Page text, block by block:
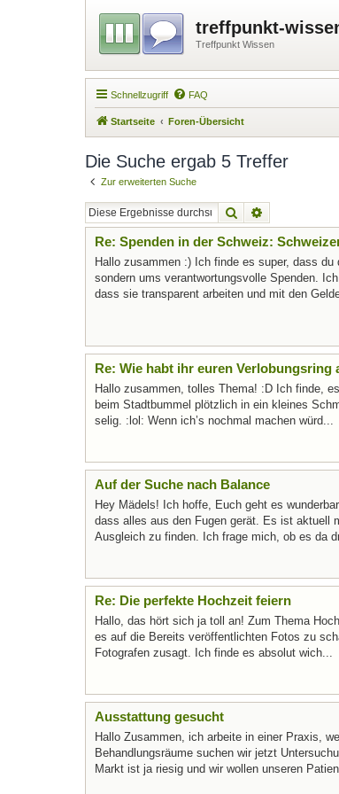
treffpunkt-
Treffpunkt Wissen
Schnellzugriff FAQ
Startseite Foren-Übersicht
Die Suche ergab 5 Treffer
Zur erweiterten Suche
Suche
Re: Spenden in der Schweiz:
Hallo zusammen :) Ich finde es super, dass
sondern ums verantwortungsvolle Spenden.
dass sie transparent arbeiten und mit den
Re: Wie habt ihr euren Verlobungsring
Hallo zusammen, tolles Thema! :D Ich finde,
beim Stadtbummel plötzlich in ein kleines
selig. :lol: Wenn ich’s nochmal machen würd...
Auf der Suche nach Balance
Hey Mädels! Ich hoffe, Euch geht es
dass alles aus den Fugen gerät. Es ist aktuell
Ausgleich zu finden. Ich frage mich, ob es da
Re: Die perfekte Hochzeit feiern
Hallo, das hört sich ja toll an! Zum Thema
es auf die Bereits veröffentlichten Fotos zu
Fotografen zusagt. Ich finde es absolut wich...
Ausstattung gesucht
Hallo Zusammen, ich arbeite in einer Praxis,
Behandlungsräume suchen wir jetzt
Markt ist ja riesig und wir wollen unseren